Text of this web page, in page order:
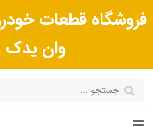
فروشگاه قطعات
وان یدک